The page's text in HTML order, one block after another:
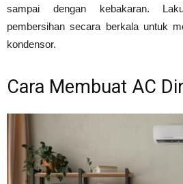
sampai dengan kebakaran.
pembersihan secara berkala untuk
kondensor.
Cara Membuat AC